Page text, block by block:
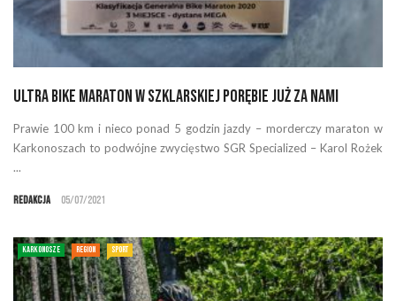
Ultra Bike Maraton w Szklarskiej Porębie już za nami
Prawie 100 km i nieco ponad 5 godzin jazdy – morderczy maraton w
Karkonoszach to podwójne zwycięstwo SGR Specialized – Karol Rożek
...
Redakcja 05/07/2021
KARKONOSZE REGION SPORT